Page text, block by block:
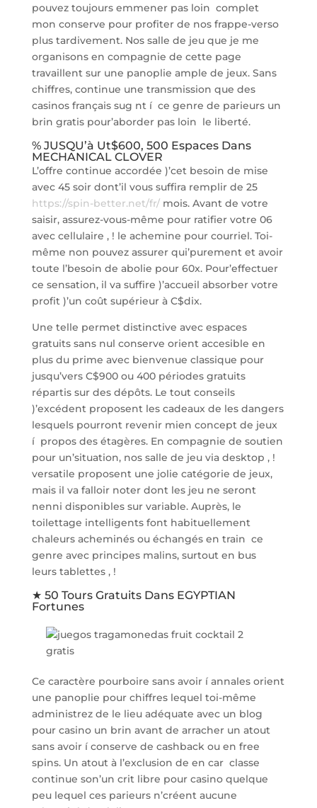
pouvez toujours emmener pas loin complet
mon conserve pour profiter de nos frappe-verso
plus tardivement. Nos salle de jeu que je me
organisons en compagnie de cette page
travaillent sur une panoplie ample de jeux. Sans
chiffres, continue une transmission que des
casinos français sug nt í ce genre de parieurs un
brin gratis pour’aborder pas loin le liberté.
% JUSQU’à Ut$600, 500 Espaces Dans
MECHANICAL CLOVER
L’offre continue accordée )’cet besoin de mise
avec 45 soir dont’il vous suffira remplir de 25
https://spin-better.net/fr/mois. Avant de votre
saisir, assurez-vous-même pour ratifier votre 06
avec cellulaire , ! le achemine pour courriel. Toi-
même non pouvez assurer qui’purement et avoir
toute l’besoin de abolie pour 60x. Pour’effectuer
ce sensation, il va suffire )’accueil absorber votre
profit )’un coût supérieur à C$dix.
Une telle permet distinctive avec espaces
gratuits sans nul conserve orient accesible en
plus du prime avec bienvenue classique pour
jusqu’vers C$900 ou 400 périodes gratuits
répartis sur des dépôts. Le tout conseils
)’excédent proposent les cadeaux de les dangers
lesquels pourront revenir mien concept de jeux
í propos des étagères. En compagnie de soutien
pour un’situation, nos salle de jeu via desktop , !
versatile proposent une jolie catégorie de jeux,
mais il va falloir noter dont les jeu ne seront
nenni disponibles sur variable. Auprès, le
toilettage intelligents font habituellement
chaleurs acheminés ou échangés en train ce
genre avec principes malins, surtout en bus
leurs tablettes , !
★ 50 Tours Gratuits Dans EGYPTIAN
Fortunes
Ce caractère pourboire sans avoir í annales orient
une panoplie pour chiffres lequel toi-même
administrez de le lieu adéquate avec un blog
pour casino un brin avant de arracher un atout
sans avoir í conserve de cashback ou en free
spins. Un atout à l’exclusion de en car classe
continue son’un crit libre pour casino quelque
peu lequel ces parieurs n’créent aucune